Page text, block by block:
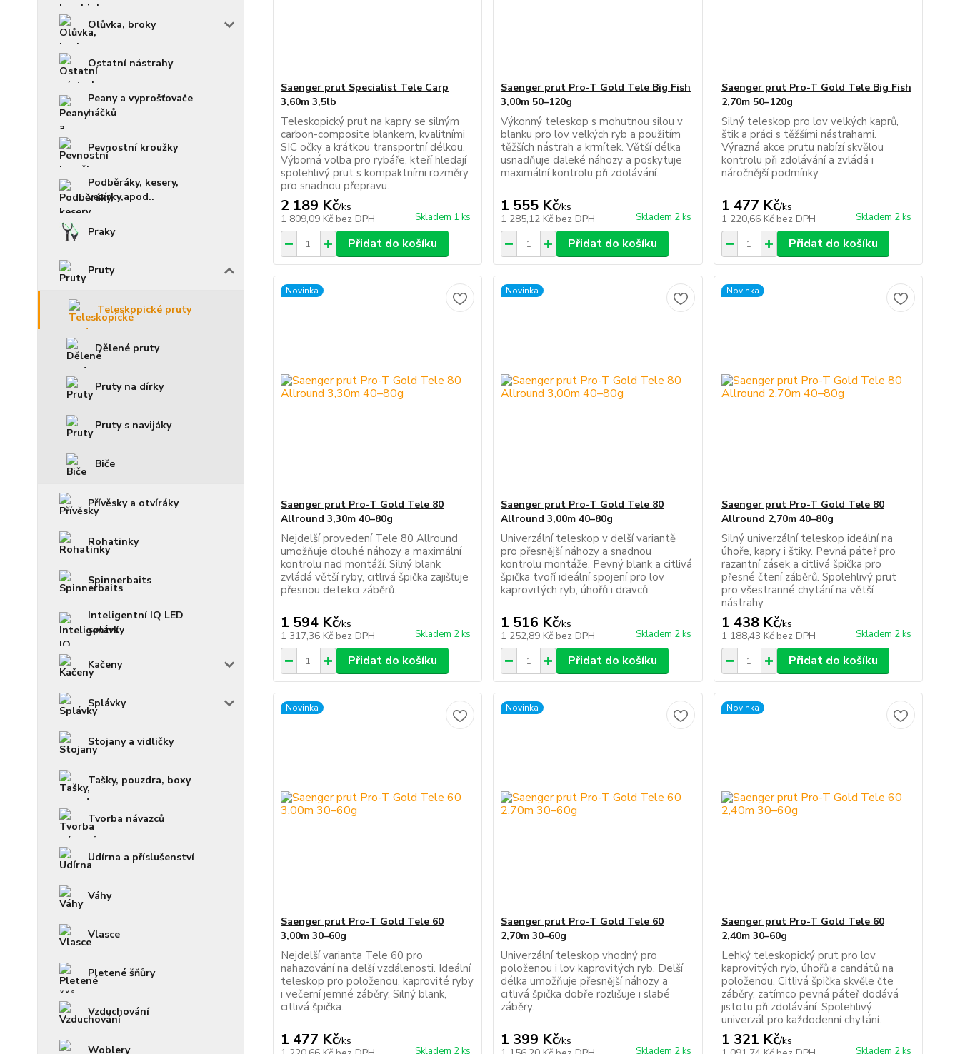
Olůvka, broky
Ostatní nástrahy
Peany a vyprošťovače
háčků
Pevnostní kroužky
Podběráky, kesery,
vezírky,apod..
Praky
Pruty
Teleskopické pruty
Dělené pruty
Pruty na dírky
Pruty s navijáky
Biče
Přívěsky a otvíráky
Rohatinky
Spinnerbaits
Inteligentní IQ LED
splávky
Kačeny
Splávky
Stojany a vidličky
Tašky, pouzdra, boxy
Tvorba návazců
Udírna a příslušenství
Váhy
Vlasce
Pletené šňůry
Vzduchování
Woblery
Saenger prut Specialist Tele Carp
3,60m 3,5lb
Teleskopický prut na kapry se silným
carbon-composite blankem, kvalitními
SIC očky a krátkou transportní délkou.
Výborná volba pro rybáře, kteří hledají
spolehlivý prut s kompaktními rozměry
pro snadnou přepravu.
2 189 Kč/ks
1 809,09 Kč bez DPH Skladem 1 ks
Přidat do košíku
Saenger prut Pro-T Gold Tele Big Fish
3,00m 50–120g
Výkonný teleskop s mohutnou silou v
blanku pro lov velkých ryb a použitím
těžších nástrah a krmítek. Větší délka
usnadňuje daleké náhozy a poskytuje
maximální kontrolu při zdolávání.
1 555 Kč/ks
1 285,12 Kč bez DPH Skladem 2 ks
Přidat do košíku
Saenger prut Pro-T Gold Tele Big Fish
2,70m 50–120g
Silný teleskop pro lov velkých kaprů,
štik a práci s těžšími nástrahami.
Výrazná akce prutu nabízí skvělou
kontrolu při zdolávání a zvládá i
náročnější podmínky.
1 477 Kč/ks
1 220,66 Kč bez DPH Skladem 2 ks
Přidat do košíku
Novinka
Saenger prut Pro-T Gold Tele 80
Allround 3,30m 40–80g
Nejdelší provedení Tele 80 Allround
umožňuje dlouhé náhozy a maximální
kontrolu nad montáží. Silný blank
zvládá větší ryby, citlivá špička zajišťuje
přesnou detekci záběrů.
1 594 Kč/ks
1 317,36 Kč bez DPH Skladem 2 ks
Přidat do košíku
Novinka
Saenger prut Pro-T Gold Tele 80
Allround 3,00m 40–80g
Univerzální teleskop v delší variantě
pro přesnější náhozy a snadnou
kontrolu montáže. Pevný blank a citlivá
špička tvoří ideální spojení pro lov
kaprovitých ryb, úhořů i dravců.
1 516 Kč/ks
1 252,89 Kč bez DPH Skladem 2 ks
Přidat do košíku
Novinka
Saenger prut Pro-T Gold Tele 80
Allround 2,70m 40–80g
Silný univerzální teleskop ideální na
úhoře, kapry i štiky. Pevná páteř pro
razantní zásek a citlivá špička pro
přesné čtení záběrů. Spolehlivý prut
pro všestranné chytání na větší
nástrahy.
1 438 Kč/ks
1 188,43 Kč bez DPH Skladem 2 ks
Přidat do košíku
Novinka
Saenger prut Pro-T Gold Tele 60
3,00m 30–60g
Nejdelší varianta Tele 60 pro
nahazování na delší vzdálenosti. Ideální
teleskop pro položenou, kaprovité ryby
i večerní jemné záběry. Silný blank,
citlivá špička.
1 477 Kč/ks
Skladem 2 ks
Novinka
Saenger prut Pro-T Gold Tele 60
2,70m 30–60g
Univerzální teleskop vhodný pro
položenou i lov kaprovitých ryb. Delší
délka umožňuje přesnější náhozy a
citlivá špička dobře rozlišuje i slabé
záběry.
1 399 Kč/ks
Skladem 2 ks
Novinka
Saenger prut Pro-T Gold Tele 60
2,40m 30–60g
Lehký teleskopický prut pro lov
kaprovitých ryb, úhořů a candátů na
položenou. Citlivá špička skvěle čte
záběry, zatímco pevná páteř dodává
jistotu při zdolávání. Spolehlivý
univerzál pro každodenní chytání.
1 321 Kč/ks
Skladem 2 ks